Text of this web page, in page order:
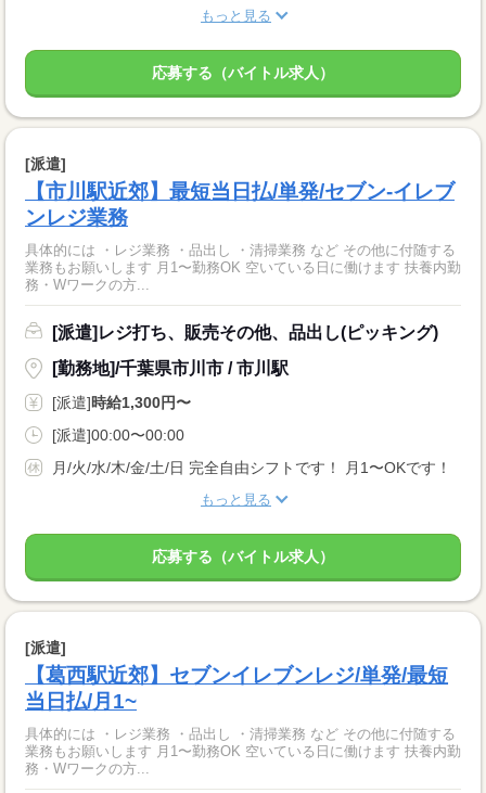
もっと見る
応募する（バイトル求人）
[派遣]
【市川駅近郊】最短当日払/単発/セブン-イレブ
ンレジ業務
具体的には ・レジ業務 ・品出し ・清掃業務 など その他に付随する
業務もお願いします 月1〜勤務OK 空いている日に働けます 扶養内勤
務・Wワークの方...
[派遣]レジ打ち、販売その他、品出し(ピッキング)
[勤務地]/千葉県市川市 / 市川駅
[派遣]時給1,300円〜
[派遣]00:00〜00:00
月/火/水/木/金/土/日 完全自由シフトです！ 月1〜OKです！
もっと見る
応募する（バイトル求人）
[派遣]
【葛西駅近郊】セブンイレブンレジ/単発/最短
当日払/月1~
具体的には ・レジ業務 ・品出し ・清掃業務 など その他に付随する
業務もお願いします 月1〜勤務OK 空いている日に働けます 扶養内勤
務・Wワークの方...